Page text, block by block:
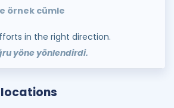
örnek cümle
in the right direction.
yöne yönlendirdi.